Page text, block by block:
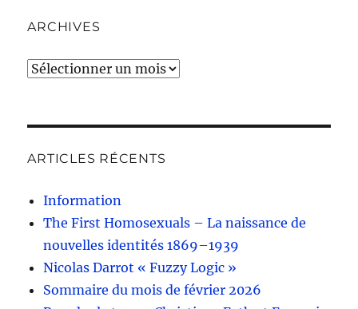
ARCHIVES
Archives
ARTICLES RÉCENTS
Information
The First Homosexuals – La naissance de
nouvelles identités 1869–1939
Nicolas Darrot « Fuzzy Logic »
Sommaire du mois de février 2026